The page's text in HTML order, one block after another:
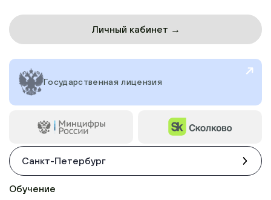
Личный кабинет →
Государственная лицензия
Санкт-Петербург
Обучение